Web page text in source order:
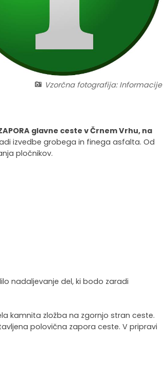
Vzorčna fotografija: Informacije
glavne ceste v Črnem Vrhu, na
izvedbe grobega in finega asfalta. Od
pločnikov.
nadaljevanje del, ki bodo zaradi
kamnita zložba na zgornjo stran ceste.
polovična zapora ceste. V pripravi